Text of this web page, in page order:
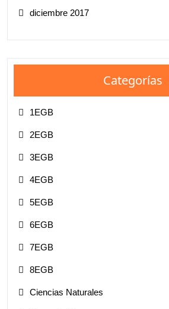
diciembre 2017
Categorías
1EGB
2EGB
3EGB
4EGB
5EGB
6EGB
7EGB
8EGB
Ciencias Naturales